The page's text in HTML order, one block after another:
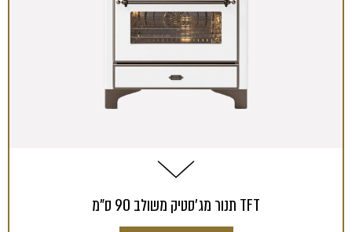
תנור מג'סטיק משולב 90 ס"מ TFT